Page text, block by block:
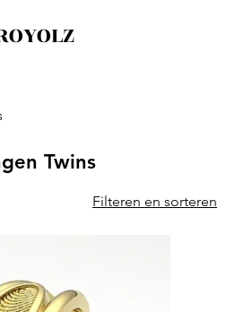
Twins
Filteren en sorteren